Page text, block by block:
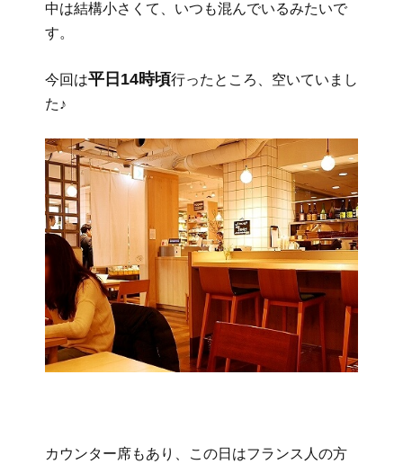
中は結構小さくて、いつも混んでいるみたいで
す。
今回は平日14時頃行ったところ、空いていまし
た♪
カウンター席もあり、この日はフランス人の方